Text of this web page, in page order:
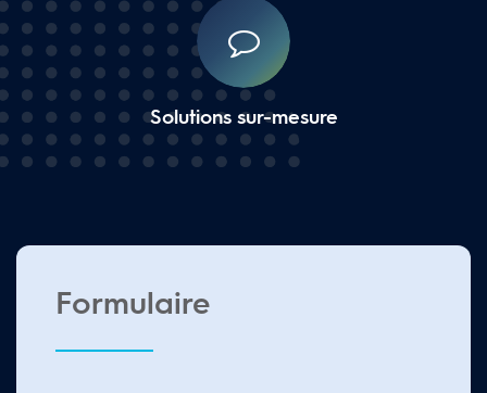
Solutions sur-mesure
Formulaire